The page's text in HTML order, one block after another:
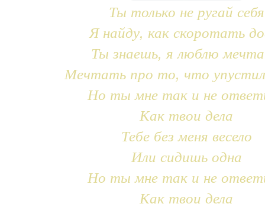
Ты только не ругай себя
Я найду, как скоротать
Ты знаешь, я люблю
Мечтать про то, что
Но ты мне так и не
Как твои дела
Тебе без меня весело
Или сидишь одна
Но ты мне так и не
Как твои дела